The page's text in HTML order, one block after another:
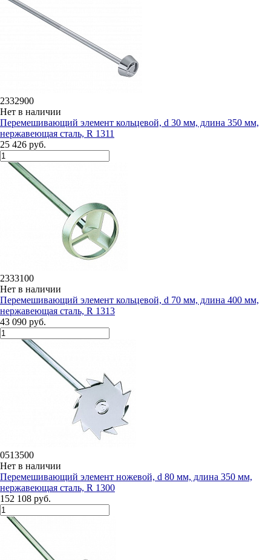
2332900
Нет в наличии
Перемешивающий элемент кольцевой, d 30 мм, длина 350 мм,
нержавеющая сталь, R 1311
25 426 руб.
2333100
Нет в наличии
Перемешивающий элемент кольцевой, d 70 мм, длина 400 мм,
нержавеющая сталь, R 1313
43 090 руб.
0513500
Нет в наличии
Перемешивающий элемент ножевой, d 80 мм, длина 350 мм,
нержавеющая сталь, R 1300
152 108 руб.